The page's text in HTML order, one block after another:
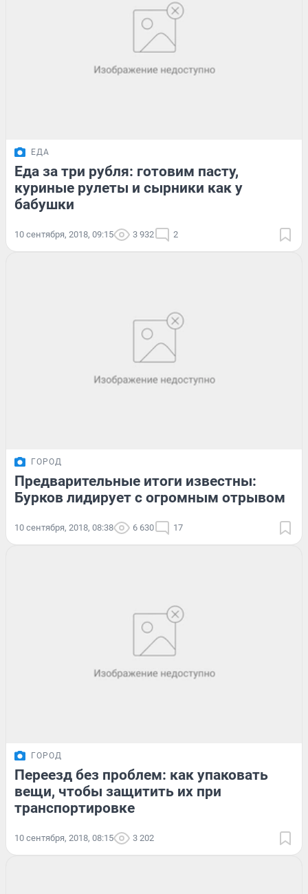
ЕДА
Еда за три рубля: готовим пасту,
куриные рулеты и сырники как у
бабушки
10 сентября, 2018, 09:15 3 932 2
ГОРОД
Предварительные итоги известны:
Бурков лидирует с огромным отрывом
10 сентября, 2018, 08:38 6 630 17
ГОРОД
Переезд без проблем: как упаковать
вещи, чтобы защитить их при
транспортировке
10 сентября, 2018, 08:15 3 202